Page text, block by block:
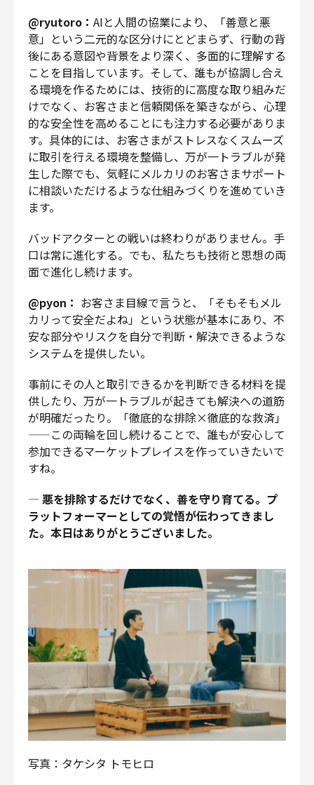
@ryutoro： AIと人間の協業により、「善意と悪
意」という二元的な区分けにとどまらず、行動の背
後にある意図や背景をより深く、多面的に理解する
ことを目指しています。そして、誰もが協調し合え
る環境を作るためには、技術的に高度な取り組みだ
けでなく、お客さまと信頼関係を築きながら、心理
的な安全性を高めることにも注力する必要がありま
す。具体的には、お客さまがストレスなくスムーズ
に取引を行える環境を整備し、万が一トラブルが発
生した際でも、気軽にメルカリのお客さまサポート
に相談いただけるような仕組みづくりを進めていき
ます。
バッドアクターとの戦いは終わりがありません。手
口は常に進化する。でも、私たちも技術と思想の両
面で進化し続けます。
@pyon： お客さま目線で言うと、「そもそもメル
カリって安全だよね」という状態が基本にあり、不
安な部分やリスクを自分で判断・解決できるような
システムを提供したい。
事前にその人と取引できるかを判断できる材料を提
供したり、万が一トラブルが起きても解決への道筋
が明確だったり。「徹底的な排除×徹底的な救済」
——この両輪を回し続けることで、誰もが安心して
参加できるマーケットプレイスを作っていきたいで
すね。
— 悪を排除するだけでなく、善を守り育てる。プ
ラットフォーマーとしての覚悟が伝わってきまし
た。本日はありがとうございました。
写真：タケシタ トモヒロ